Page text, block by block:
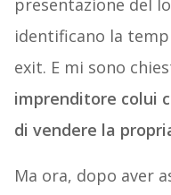
presentazione del
identificano la
exit. E mi sono
imprenditore colui
di vendere la
Ma ora, dopo aver